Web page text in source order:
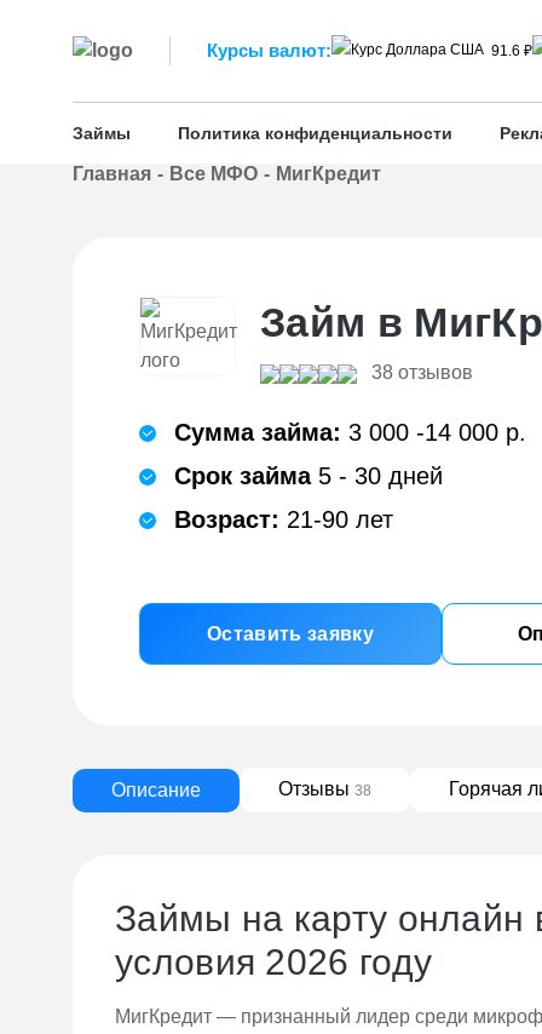
Курсы валют: 91.6 ₽
Займы Политика конфиденциальности
Главная Все МФО МигКредит
Займ в
38 отзывов
Сумма займа: 3 000 -14 000 р.
Срок займа5 - 30 дней
Возраст: 21-90 лет
Оставить заявку
Описание Отзывы 38 Горячая
Займы на карту
условия 2026 году
МигКредит — признанный лидер среди